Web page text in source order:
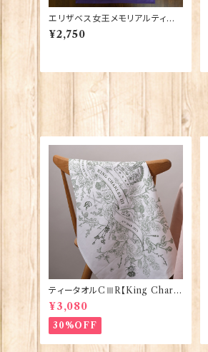
エリザベス女王メモリアルティー
タオル【EⅡR】Elgate 50130
¥2,750
ティータオルCⅢR【King Charle
sⅢ Coronation】Victoria Egg
s 50129
¥3,080
30%OFF